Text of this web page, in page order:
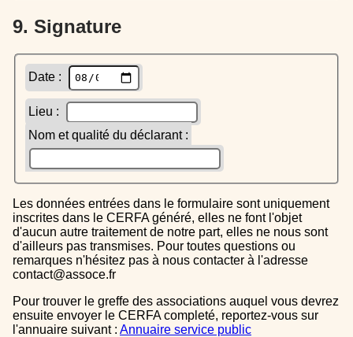
9. Signature
Date :
Lieu :
Nom et qualité du déclarant :
Les données entrées dans le formulaire sont uniquement
inscrites dans le CERFA généré, elles ne font l'objet
d'aucun autre traitement de notre part, elles ne nous sont
d'ailleurs pas transmises. Pour toutes questions ou
remarques n'hésitez pas à nous contacter à l'adresse
contact@assoce.fr
Pour trouver le greffe des associations auquel vous devrez
ensuite envoyer le CERFA completé, reportez-vous sur
l'annuaire suivant : Annuaire service public